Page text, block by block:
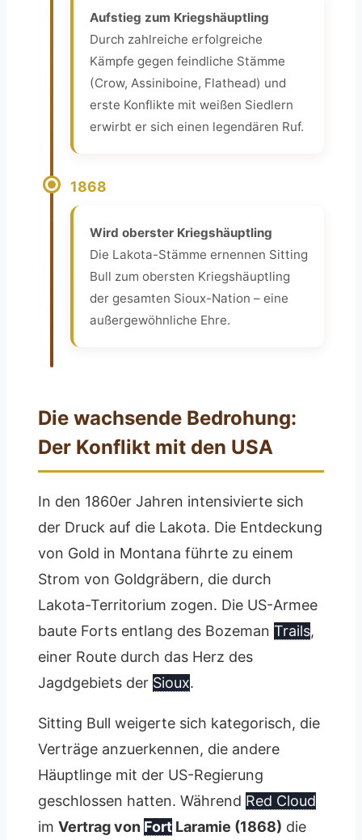
Aufstieg zum Kriegshäuptling
Durch zahlreiche erfolgreiche
Kämpfe gegen feindliche Stämme
(Crow, Assiniboine, Flathead) und
erste Konflikte mit weißen Siedlern
erwirbt er sich einen legendären Ruf.
1868
Wird oberster Kriegshäuptling
Die Lakota-Stämme ernennen Sitting
Bull zum obersten Kriegshäuptling
der gesamten Sioux-Nation – eine
außergewöhnliche Ehre.
Die wachsende Bedrohung:
Der Konflikt mit den USA
In den 1860er Jahren intensivierte sich
der Druck auf die Lakota. Die Entdeckung
von Gold in Montana führte zu einem
Strom von Goldgräbern, die durch
Lakota-Territorium zogen. Die US-Armee
baute Forts entlang des Bozeman Trails,
einer Route durch das Herz des
Jagdgebiets der Sioux.
Sitting Bull weigerte sich kategorisch, die
Verträge anzuerkennen, die andere
Häuptlinge mit der US-Regierung
geschlossen hatten. Während Red Cloud
im Vertrag von Fort Laramie (1868) die